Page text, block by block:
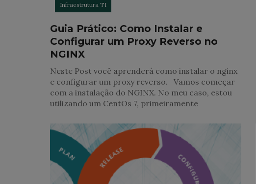
Infraestrutura TI
Guia Prático: Como Instalar e
Configurar um Proxy Reverso no
NGINX
Neste Post você aprenderá como instalar o nginx
e configurar um proxy reverso. Vamos começar
com a instalação do NGINX. No meu caso, estou
utilizando um CentOs 7, primeiramente